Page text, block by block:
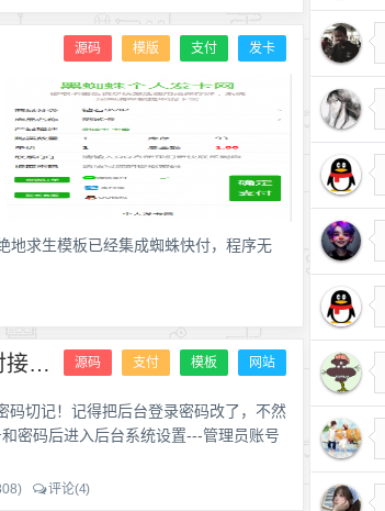
源码 模版 支付 发卡
地求生模板已经集成蜘蛛快付，程序无
源码 支付 模板 网站
个人发卡网站源码内置2套模板 对接码支付
码切记！记得把后台登录密码改了，不然
密码后进入后台系统设置---管理员账号
评论(4)